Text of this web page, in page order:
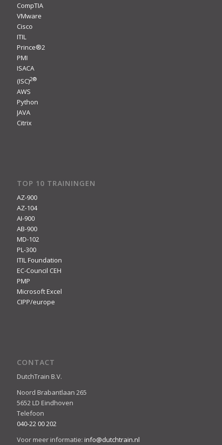
CompTIA
VMware
Cisco
ITIL
Prince®2
PMI
ISACA
(ISC)2®
AWS
Python
JAVA
Citrix
TOP 10 TRAININGEN
AZ-900
AZ-104
AI-900
AB-900
MD-102
PL-300
ITIL Foundation
EC-Council CEH
PMP
Microsoft Excel
CIPP/europe
CONTACT
DutchTrain B.V.
Noord Brabantlaan 265
5652 LD Eindhoven
Telefoon
040-22 00 202
Voor meer informatie: info@dutchtrain.nl